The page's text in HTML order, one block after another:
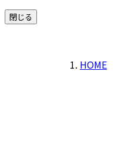
閉じる
HOME